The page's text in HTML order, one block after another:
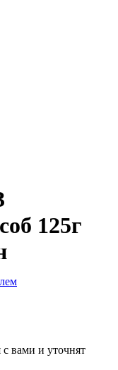
125г
вами и уточнят